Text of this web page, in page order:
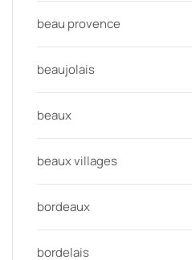
beau provence
beaujolais
beaux
beaux villages
bordeaux
bordelais